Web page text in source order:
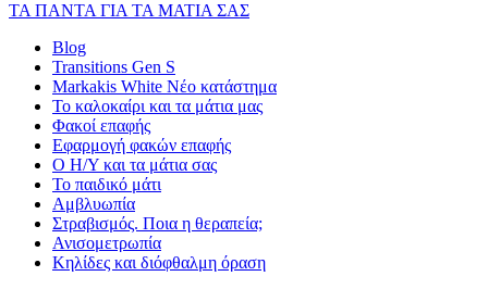
ΤΑ ΠΑΝΤΑ ΓΙΑ ΤΑ ΜΑΤΙΑ ΣΑΣ
Blog
Transitions Gen S
Markakis White Νέο κατάστημα
Το καλοκαίρι και τα μάτια μας
Φακοί επαφής
Εφαρμογή φακών επαφής
Ο Η/Υ και τα μάτια σας
Το παιδικό μάτι
Αμβλυωπία
Στραβισμός. Ποια η θεραπεία;
Ανισομετρωπία
Κηλίδες και διόφθαλμη όραση